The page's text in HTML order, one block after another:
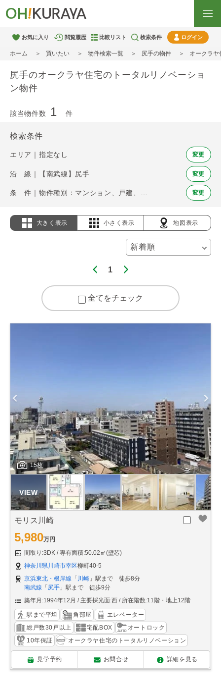
お気に入り 閲覧履歴 比較リスト 検索条件 ログイン
ホーム 買いたい 物件検索一覧 尻手の物件 オークラ
尻手のオークラヤ住宅のトータルリノベーショ
ン物件
該当物件数 1 件
検索条件
エリア｜指定なし 変更
沿 線｜【南武線】尻手 変更
変更
大きく表示 小さく表示 地図表示
1
全てをチェック
15枚
モリス川崎
5,980万円
間取り:3DK
専有面積:50.02㎡(壁芯)
神奈川県川崎市幸区柳町40-5
京浜東北・根岸線 「 川崎 」駅まで 徒歩8分
南武線 「 尻手 」駅まで 徒歩9分
築年月:1994年12月
主要採光面:西 所在階数:11階・地上12階
駅まで平坦 角部屋
エレベーター
総戸数30戸以上
宅配BOX
オートロック
10年保証
オークラヤ住宅のトータルリノベーション
見学予約 お問合せ 詳細を見る